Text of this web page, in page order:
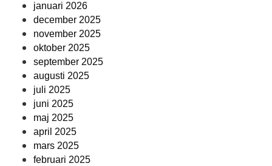
januari 2026
december 2025
november 2025
oktober 2025
september 2025
augusti 2025
juli 2025
juni 2025
maj 2025
april 2025
mars 2025
februari 2025